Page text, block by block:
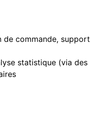
commande,
statistique (via